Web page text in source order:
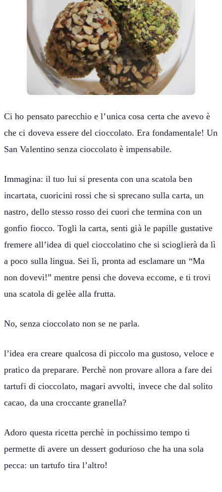
Ci ho pensato parecchio e l’unica cosa certa che avevo è
che ci doveva essere del cioccolato. Era fondamentale! Un
San Valentino senza cioccolato è impensabile.
Immagina: il tuo lui si presenta con una scatola ben
incartata, cuoricini rossi che si sprecano sulla carta, un
nastro, dello stesso rosso dei cuori che termina con un
gonfio fiocco. Togli la carta, senti già le papille gustative
fremere all’idea di quel cioccolatino che si scioglierà da lì
a poco sulla lingua. Sei lì, pronta ad esclamare un “Ma
non dovevi!” mentre pensi che doveva eccome, e ti trovi
una scatola di gelèe alla frutta.
No, senza cioccolato non se ne parla.
l’idea era creare qualcosa di piccolo ma gustoso, veloce e
pratico da preparare. Perchè non provare allora a fare dei
tartufi di cioccolato, magari avvolti, invece che dal solito
cacao, da una croccante granella?
Adoro questa ricetta perchè in pochissimo tempo ti
permette di avere un dessert godurioso che ha una sola
pecca: un tartufo tira l’altro!